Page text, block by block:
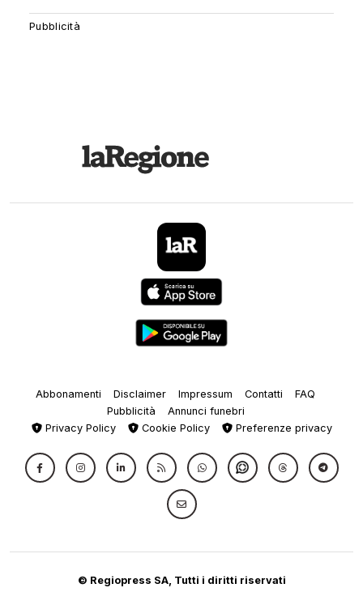
Abbonamenti Disclaimer Impressum Contatti
FAQ
Pubblicità
Annunci funebri
Privacy Policy
Cookie Policy Preferenze privacy
© Regiopress SA, Tutti i diritti riservati